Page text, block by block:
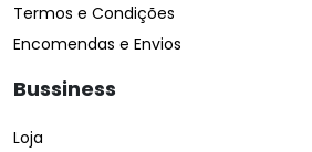
Termos e Condições
Encomendas e Envios
Bussiness
Loja